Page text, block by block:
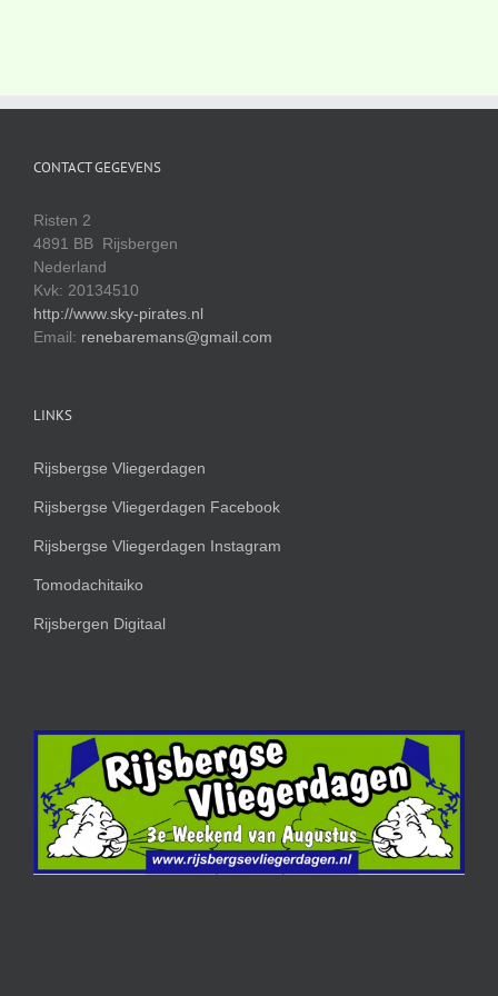
CONTACT GEGEVENS
Risten 2
4891 BB Rijsbergen
Nederland
Kvk: 20134510
http://www.sky-pirates.nl
Email: renebaremans@gmail.com
LINKS
Rijsbergse Vliegerdagen
Rijsbergse Vliegerdagen Facebook
Rijsbergse Vliegerdagen Instagram
Tomodachitaiko
Rijsbergen Digitaal